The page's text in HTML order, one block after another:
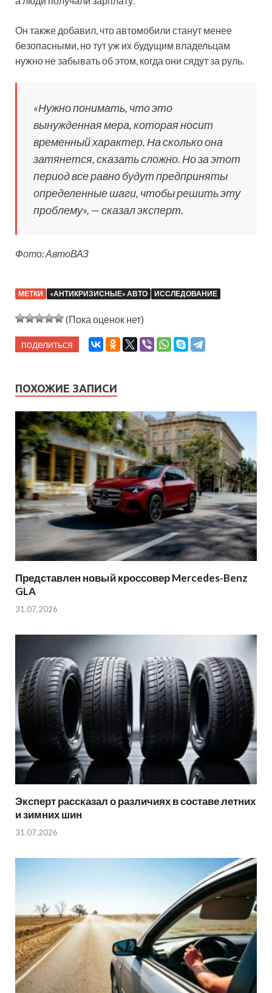
Он также добавил, что автомобили станут менее
безопасными, но тут уж их будущим владельцам
нужно не забывать об этом, когда они сядут за руль.
«Нужно понимать, что это
вынужденная мера, которая носит
временный характер. На сколько она
затянется, сказать сложно. Но за этот
период все равно будут предприняты
определенные шаги, чтобы решить эту
проблему», — сказал эксперт.
Фото: АвтоВАЗ
МЕТКИ «АНТИКРИЗИСНЫЕ» АВТО ИССЛЕДОВАНИЕ
(Пока оценок нет)
поделиться
ПОХОЖИЕ ЗАПИСИ
Представлен новый кроссовер Mercedes-Benz
GLA
31.07.2026
Эксперт рассказал о различиях в составе летних
и зимних шин
31.07.2026